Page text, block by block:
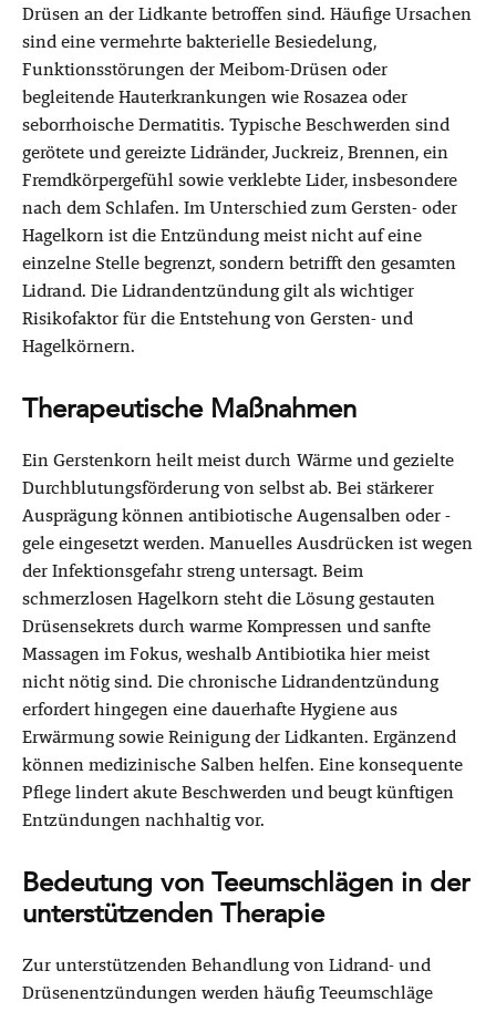
Drüsen an der Lidkante betroffen sind. Häufige Ursachen
sind eine vermehrte bakterielle Besiedelung,
Funktionsstörungen der Meibom-Drüsen oder
begleitende Hauterkrankungen wie Rosazea oder
seborrhoische Dermatitis. Typische Beschwerden sind
gerötete und gereizte Lidränder, Juckreiz, Brennen, ein
Fremdkörpergefühl sowie verklebte Lider, insbesondere
nach dem Schlafen. Im Unterschied zum Gersten- oder
Hagelkorn ist die Entzündung meist nicht auf eine
einzelne Stelle begrenzt, sondern betrifft den gesamten
Lidrand. Die Lidrandentzündung gilt als wichtiger
Risikofaktor für die Entstehung von Gersten- und
Hagelkörnern.
Therapeutische Maßnahmen
Ein Gerstenkorn heilt meist durch Wärme und gezielte
Durchblutungsförderung von selbst ab. Bei stärkerer
Ausprägung können antibiotische Augensalben oder -
gele eingesetzt werden. Manuelles Ausdrücken ist wegen
der Infektionsgefahr streng untersagt. Beim
schmerzlosen Hagelkorn steht die Lösung gestauten
Drüsensekrets durch warme Kompressen und sanfte
Massagen im Fokus, weshalb Antibiotika hier meist
nicht nötig sind. Die chronische Lidrandentzündung
erfordert hingegen eine dauerhafte Hygiene aus
Erwärmung sowie Reinigung der Lidkanten. Ergänzend
können medizinische Salben helfen. Eine konsequente
Pflege lindert akute Beschwerden und beugt künftigen
Entzündungen nachhaltig vor.
Bedeutung von Teeumschlägen in der
unterstützenden Therapie
Zur unterstützenden Behandlung von Lidrand- und
Drüsenentzündungen werden häufig Teeumschläge